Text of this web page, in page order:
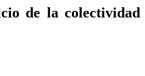
de la colectividad